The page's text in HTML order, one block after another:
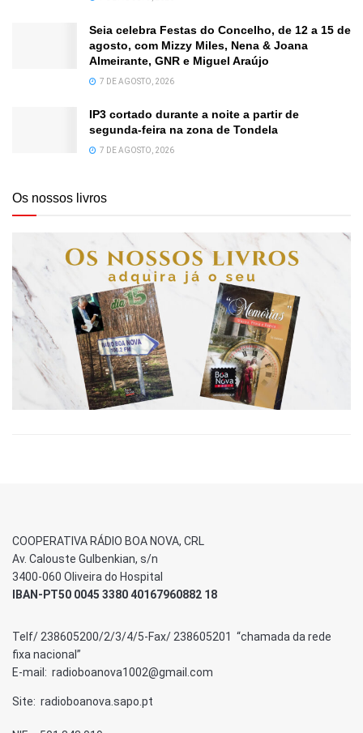
Seia celebra Festas do Concelho, de 12 a 15 de
agosto, com Mizzy Miles, Nena & Joana
Almeirante, GNR e Miguel Araújo
7 DE AGOSTO, 2026
IP3 cortado durante a noite a partir de
segunda-feira na zona de Tondela
7 DE AGOSTO, 2026
Os nossos livros
COOPERATIVA RÁDIO BOA NOVA, CRL
Av. Calouste Gulbenkian, s/n
3400-060 Oliveira do Hospital
IBAN-PT50 0045 3380 40167960882 18
Telf/ 238605200/2/3/4/5-Fax/ 238605201 “chamada da rede
fixa nacional”
E-mail: radioboanova1002@gmail.com
Site: radioboanova.sapo.pt